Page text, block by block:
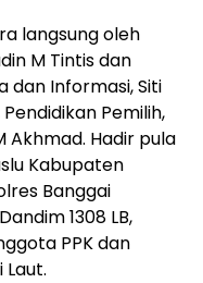
langsung oleh
M Tintis dan
dan Informasi, Siti
Pendidikan Pemilih,
Akhmad. Hadir pula
Kabupaten
Banggai
1308 LB,
PPK dan